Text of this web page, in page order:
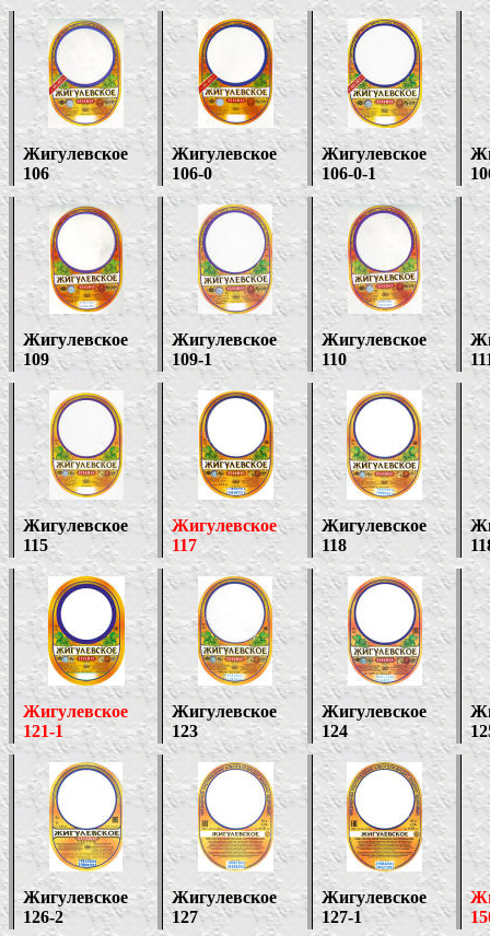
Жигулевское
106
Жигулевское
106-0
Жигулевское
106-0-1
Жигулевское
109
Жигулевское
109-1
Жигулевское
110
Жигулевское
115
Жигулевское
117
Жигулевское
118
Жигулевское
121-1
Жигулевское
123
Жигулевское
124
12
Жигулевское
126-2
Жигулевское
127
Жигулевское
127-1
1